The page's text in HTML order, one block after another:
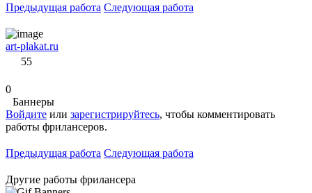
Предыдущая работа Следующая работа
art-plakat.ru
55
0
Баннеры
Войдите или зарегистрируйтесь, чтобы комментировать
работы фрилансеров.
Предыдущая работа Следующая работа
Другие работы фрилансера